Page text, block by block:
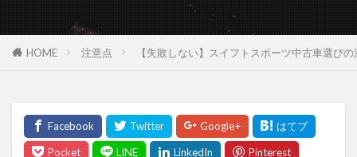
HOME 注意点 【失敗しない】スイフトスポーツ中古車選び